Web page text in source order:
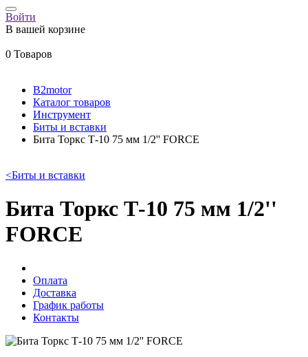
Войти
В вашей корзине
0 Товаров
B2motor
Каталог товаров
Инструмент
Биты и вставки
Бита Торкс Т-10 75 мм 1/2'' FORCE
<Биты и вставки
Бита Торкс Т-10 75 мм 1/2''
FORCE
Оплата
Доставка
График работы
Контакты